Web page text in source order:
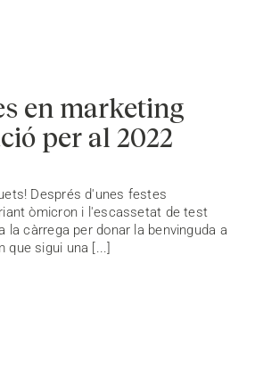
en marketing
per al 2022
Després d'unes festes
òmicron i l'escassetat de test
la càrrega per donar la benvinguda a
que sigui una [...]